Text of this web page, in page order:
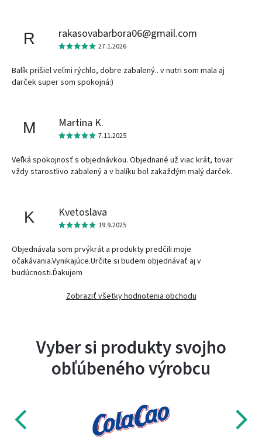
R rakasovabarbora06@gmail.com
27.1.2026
Balík prišiel veľmi rýchlo, dobre zabalený.. v nutri som mala aj
darček super som spokojná:)
M Martina K.
7.11.2025
Veľká spokojnosť s objednávkou. Objednané už viac krát, tovar
vždy starostlivo zabalený a v balíku bol zakaždým malý darček.
K Kvetoslava
19.9.2025
Objednávala som prvýkrát a produkty predčili moje
očakávania.Vynikajúce.Určite si budem objednávať aj v
budúcnosti.Ďakujem
Zobraziť všetky hodnotenia obchodu
Vyber si produkty svojho
obľúbeného výrobcu